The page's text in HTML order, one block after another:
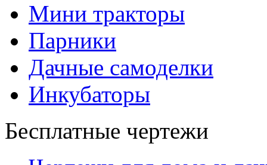
Мини тракторы
Парники
Дачные самоделки
Инкубаторы
Бесплатные чертежи